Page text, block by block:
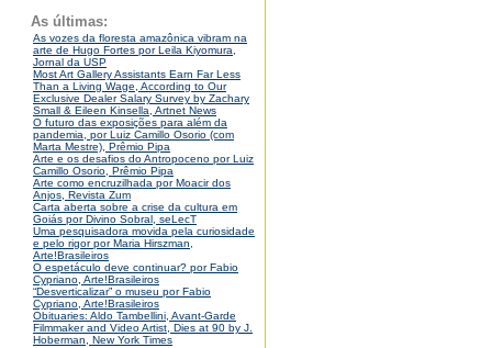
As últimas:
As vozes da floresta amazônica vibram na
arte de Hugo Fortes por Leila Kiyomura,
Jornal da USP
Most Art Gallery Assistants Earn Far Less
Than a Living Wage, According to Our
Exclusive Dealer Salary Survey by Zachary
Small & Eileen Kinsella, Artnet News
O futuro das exposições para além da
pandemia, por Luiz Camillo Osorio (com
Marta Mestre), Prêmio Pipa
Arte e os desafios do Antropoceno por Luiz
Camillo Osorio, Prêmio Pipa
Arte como encruzilhada por Moacir dos
Anjos, Revista Zum
Carta aberta sobre a crise da cultura em
Goiás por Divino Sobral, seLecT
Uma pesquisadora movida pela curiosidade
e pelo rigor por Maria Hirszman,
Arte!Brasileiros
O espetáculo deve continuar? por Fabio
Cypriano, Arte!Brasileiros
“Desverticalizar” o museu por Fabio
Cypriano, Arte!Brasileiros
Obituaries: Aldo Tambellini, Avant-Garde
Filmmaker and Video Artist, Dies at 90 by J.
Hoberman, New York Times